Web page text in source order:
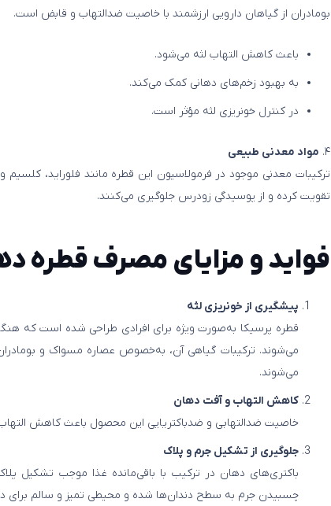
بومادران از گیاهان دارویی ارزشمند با خاصیت ضدالتهاب و قابض است.
باعث کاهش التهاب لثه می‌شود.
به بهبود زخم‌های دهانی کمک می‌کند.
در کنترل خونریزی لثه مؤثر است.
۴. مواد معدنی طبیعی
ترکیبات معدنی موجود در فرمولاسیون این قطره مانند فلوراید،
تقویت کرده و از پوسیدگی زودرس جلوگیری می‌کنند.
فواید و مزایای مصرف قطره
پیشگیری از خونریزی لثه
قطره پرسیکا به‌صورت ویژه برای افرادی طراحی شده است که
می‌شوند. ترکیبات گیاهی آن، به‌خصوص عصاره مسواک و
می‌شوند.
کاهش التهاب و آفت دهان
خاصیت ضدالتهابی و ضدباکتریایی این محصول باعث کاهش
جلوگیری از تشکیل جرم و پلاک
باکتری‌های دهان در ترکیب با باقی‌مانده غذا موجب تشکیل
چسبیدن جرم به سطح دندان‌ها شده و محیطی تمیز و سالم برای